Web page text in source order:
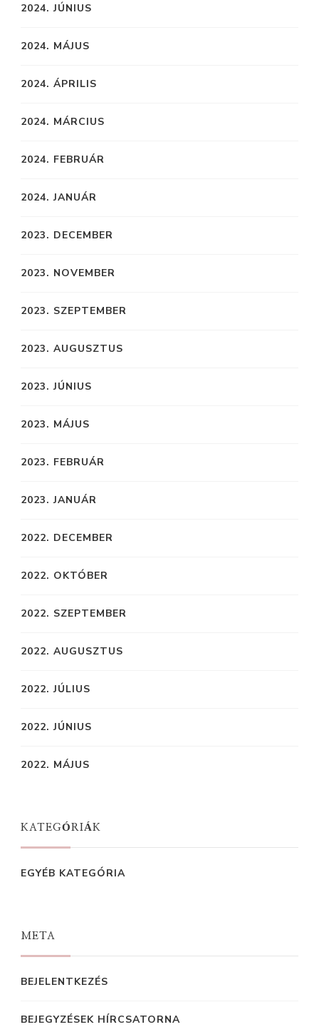
2024. JÚNIUS
2024. MÁJUS
2024. ÁPRILIS
2024. MÁRCIUS
2024. FEBRUÁR
2024. JANUÁR
2023. DECEMBER
2023. NOVEMBER
2023. SZEPTEMBER
2023. AUGUSZTUS
2023. JÚNIUS
2023. MÁJUS
2023. FEBRUÁR
2023. JANUÁR
2022. DECEMBER
2022. OKTÓBER
2022. SZEPTEMBER
2022. AUGUSZTUS
2022. JÚLIUS
2022. JÚNIUS
2022. MÁJUS
KATEGÓRIÁK
EGYÉB KATEGÓRIA
META
BEJELENTKEZÉS
BEJEGYZÉSEK HÍRCSATORNA